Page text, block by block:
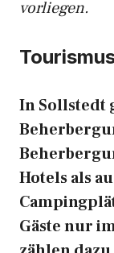
vorliegen.
In Sollstedt
Hotels als
Gäste nur